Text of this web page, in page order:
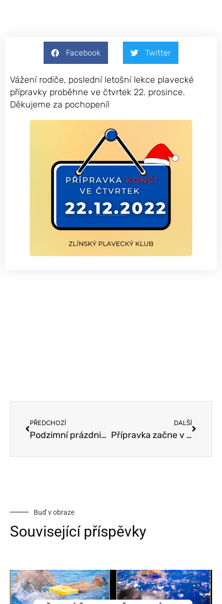
Facebook Twitter
Vážení rodiče, poslední letošní lekce plavecké
přípravky proběhne ve čtvrtek 22. prosince.
Děkujeme za pochopení!
PŘEDCHOZÍ
Podzimní prázdniny – přípravka neplave!
DALŠÍ
Přípravka začne v ÚTERÝ 3.1.!
Buď v obraze
Související příspěvky